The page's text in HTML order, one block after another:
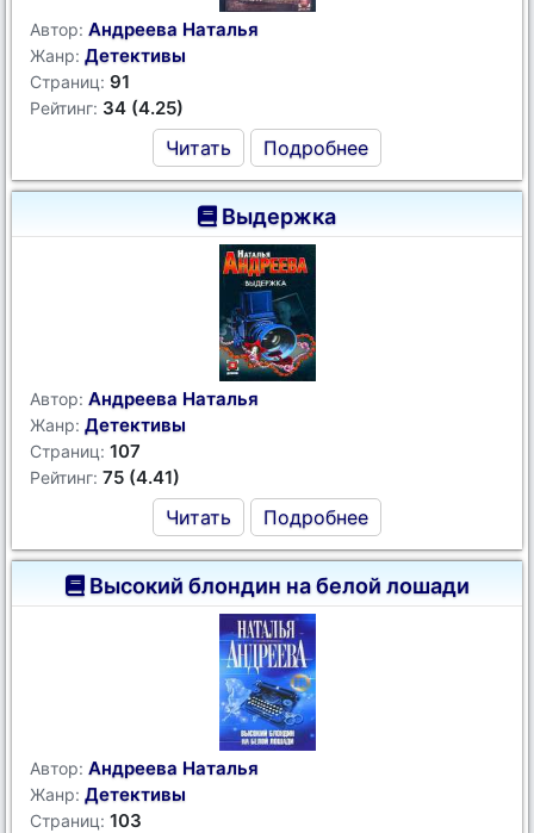
Автор: Андреева Наталья
Жанр: Детективы
Страниц: 91
Рейтинг: 34 (4.25)
Читать Подробнее
Выдержка
Автор: Андреева Наталья
Жанр: Детективы
Страниц: 107
Рейтинг: 75 (4.41)
Читать Подробнее
Высокий блондин на белой лошади
Автор: Андреева Наталья
Жанр: Детективы
Страниц: 103